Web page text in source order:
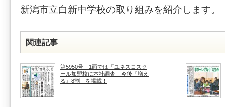
新潟市立白新中学校の取り組みを紹介します。
関連記事
第5950号 1面では「ユネスコスク
ール加盟校に本社調査 今後『増え
る』8割」を掲載！